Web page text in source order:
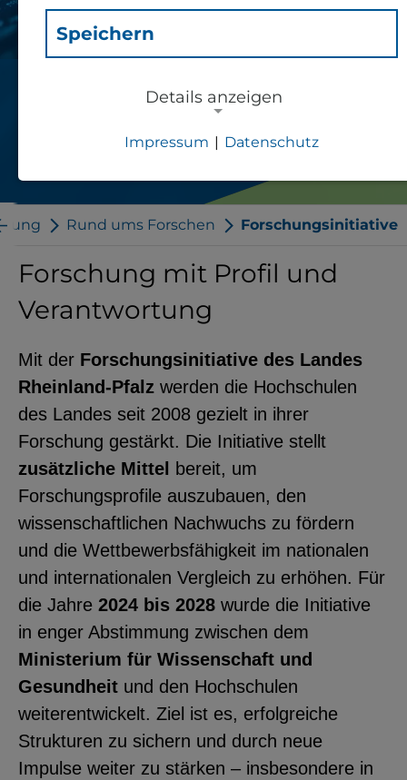
Forschungsinitiative 2024-
Rund ums Forschen Forschungsinitiative
Forschung mit Profil und
Verantwortung
Mit der Forschungsinitiative des Landes
Rheinland-Pfalz werden die Hochschulen
des Landes seit 2008 gezielt in ihrer
Forschung gestärkt. Die Initiative stellt
zusätzliche Mittel
bereit, um
Forschungsprofile auszubauen, den
wissenschaftlichen Nachwuchs zu fördern
und die Wettbewerbsfähigkeit im nationalen
und internationalen Vergleich zu erhöhen. Für
die Jahre 2024 bis 2028 wurde die Initiative
in enger Abstimmung zwischen dem
Ministerium für Wissenschaft und
Gesundheit und den Hochschulen
weiterentwickelt. Ziel ist es, erfolgreiche
Strukturen zu sichern und durch neue
Impulse weiter zu stärken – insbesondere in
Speichern
Details anzeigen
Notwendige Cookies zur Session-
Verwaltung und für die generelle
notwendig).
EXTERNE MEDIEN
Seitenspezifische Erfassung von
Benutzerdaten durch
Drittanbieter, bspw. über das
Einbinden externer Videos,
Standortdaten oder
Stellenanzeigen.
YouTube
ChatBot
Impressum | Datenschutz